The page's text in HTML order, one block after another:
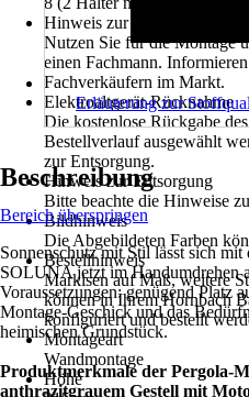
Hinweis zur Montage
Nutzen Sie für die Montage
einen Fachmann.
Fachverkäufern im Markt.
Elektroaltgerät-Rücknahme
Die kostenlose Rückgabe
Bestellverlauf ausgewählt
zur Entsorgung.
Hinweis zur Entsorgung
Bitte beachte die Hinweise
Bildhinweis
Die Abgebildeten Farben
Bestellhinweis
Markisen auf Maß, weitere
können in Ihrem Hornbach
konfiguriert und bestellt
Montageart
Wandmontage
Höhe
Erläuterung zur
Beschreibung
Bereich überspringen
Sonnenschutz mit Stil lässt sich
SOLUNA jetzt im Handumdrehen
Voraussetzungen: genügend Platz
Montage-Geschick und das
heimischen Grundstück.
Produktmerkmale der Pergola-
anthrazitgrauem Gestell mit